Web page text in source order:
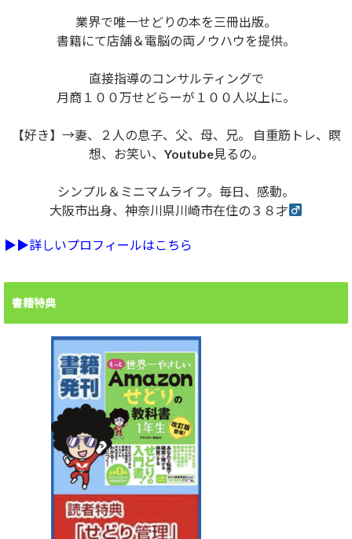
業界で唯一せどりの本を三冊出版。
書籍にて店舗＆電脳の両ノウハウを提供。
直接指導のコンサルティングで
月商１００万せどらーが１００人以上に。
【好き】→妻、２人の息子、父、母、兄。 自重筋トレ、瞑
想、お笑い、Youtube見るの。
シンプル＆ミニマムライフ。毎日、感動。
大阪市出身、神奈川県川崎市在住の３８才
▶︎▶︎詳しいプロフィールはこちら
書籍特典